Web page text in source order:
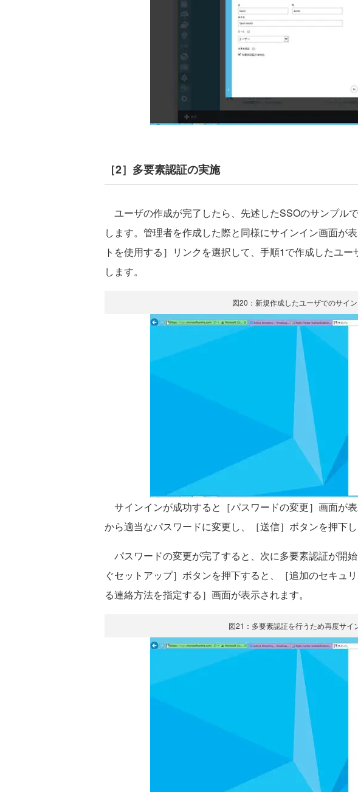
［2］多要素認証の実施
ユーザの作成が完了したら、先述したSSOのサンプル
します。管理者を作成した際と同様にサインイン画面が
トを使用する］リンクを選択して、手順1で作成したユ
します。
図20：新規作成したユーザでのサイ
サインインが成功すると［パスワードの変更］画面が
から適当なパスワードに変更し、［送信］ボタンを押下し
パスワードの変更が完了すると、次に多要素認証が開
ぐセットアップ］ボタンを押下すると、［追加のセキ
る連絡方法を指定する］画面が表示されます。
図21：多要素認証を行うため再度サイ